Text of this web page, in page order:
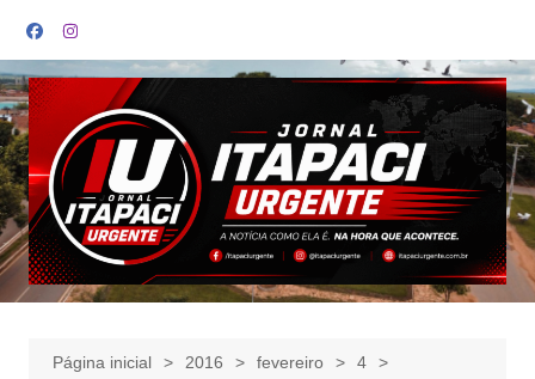
para
o
conteúdo
Página inicial 2016 fevereiro
4